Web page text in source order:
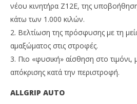
νέου κινητήρα Z12E, της
κάτω των 1.000 κιλών.
2. Βελτίωση της πρόσφυσης με τη
αμαξώματος στις στροφές.
3. Πιο «φυσική» αίσθηση στο
απόκρισης κατά την περιστροφή.
ALLGRIP AUTO